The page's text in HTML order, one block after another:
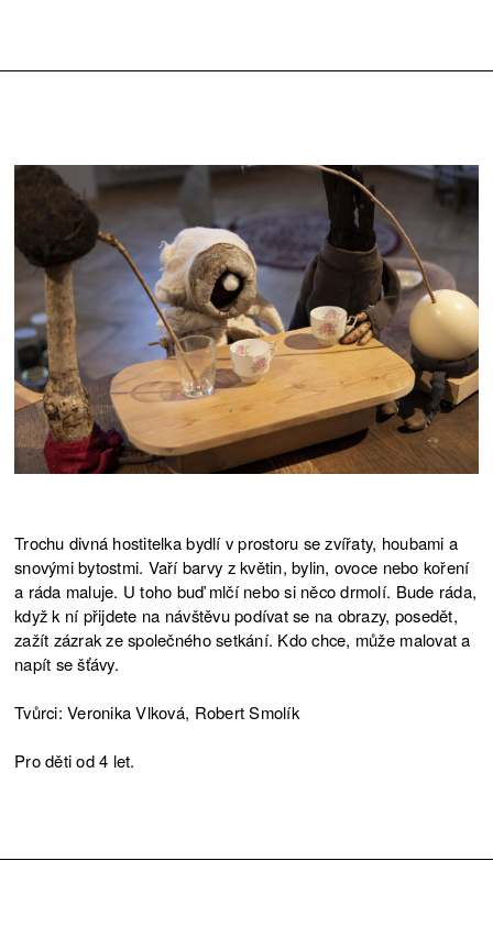
Trochu divná hostitelka bydlí v prostoru se zvířaty, houbami a
snovými bytostmi. Vaří barvy z květin, bylin, ovoce nebo koření
a ráda maluje. U toho buď mlčí nebo si něco drmolí. Bude ráda,
když k ní přijdete na návštěvu podívat se na obrazy, posedět,
zažít zázrak ze společného setkání. Kdo chce, může malovat a
napít se šťávy.
Tvůrci: Veronika Vlková, Robert Smolík
Pro děti od 4 let.